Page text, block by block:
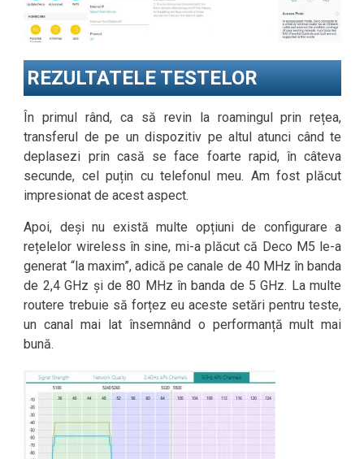
REZULTATELE TESTELOR
În primul rând, ca să revin la roamingul prin rețea,
transferul de pe un dispozitiv pe altul atunci când te
deplasezi prin casă se face foarte rapid, în câteva
secunde, cel puțin cu telefonul meu. Am fost plăcut
impresionat de acest aspect.
Apoi, deși nu există multe opțiuni de configurare a
rețelelor wireless în sine, mi-a plăcut că Deco M5 le-a
generat “la maxim”, adică pe canale de 40 MHz în banda
de 2,4 GHz și de 80 MHz în banda de 5 GHz. La multe
routere trebuie să forțez eu aceste setări pentru teste,
un canal mai lat însemnând o performanță mult mai
bună.